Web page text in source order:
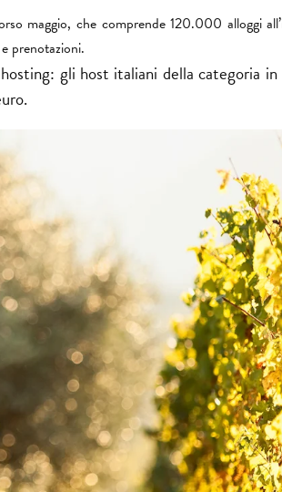
maggio, che comprende 120.000 alloggi
prenotazioni.
gli host italiani della categoria in